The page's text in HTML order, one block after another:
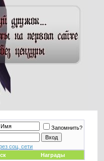
Запомнить?
соц. сети
Награды